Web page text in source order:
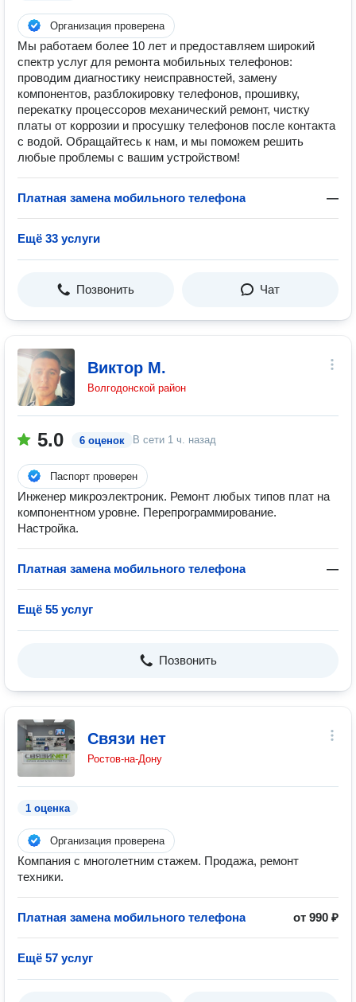
Организация проверена
Мы работаем более 10 лет и предоставляем широкий
спектр услуг для ремонта мобильных телефонов:
проводим диагностику неисправностей, замену
компонентов, разблокировку телефонов, прошивку,
перекатку процессоров механический ремонт, чистку
платы от коррозии и просушку телефонов после контакта
с водой. Обращайтесь к нам, и мы поможем решить
любые проблемы с вашим устройством!
Платная замена мобильного телефона —
Ещё 33 услуги
Позвонить Чат
Виктор М.
Волгодонской район
5.0 6 оценок В сети 1 ч. назад
Паспорт проверен
Инженер микроэлектроник. Ремонт любых типов плат на
компонентном уровне. Перепрограммирование.
Настройка.
Платная замена мобильного телефона —
Ещё 55 услуг
Позвонить
Связи нет
Ростов-на-Дону
1 оценка
Организация проверена
Компания с многолетним стажем. Продажа, ремонт
техники.
Платная замена мобильного телефона от 990 ₽
Ещё 57 услуг